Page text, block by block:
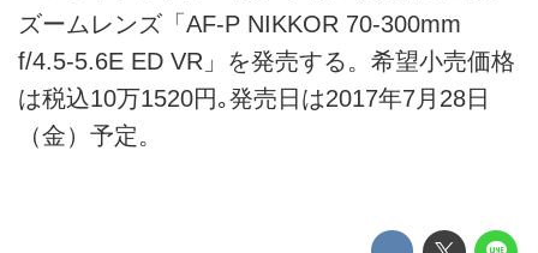
ズームレンズ「AF-P NIKKOR 70-300mm
f/4.5-5.6E ED VR」を発売する。希望小売価格
は税込10万1520円｡発売日は2017年7月28日
（金）予定。